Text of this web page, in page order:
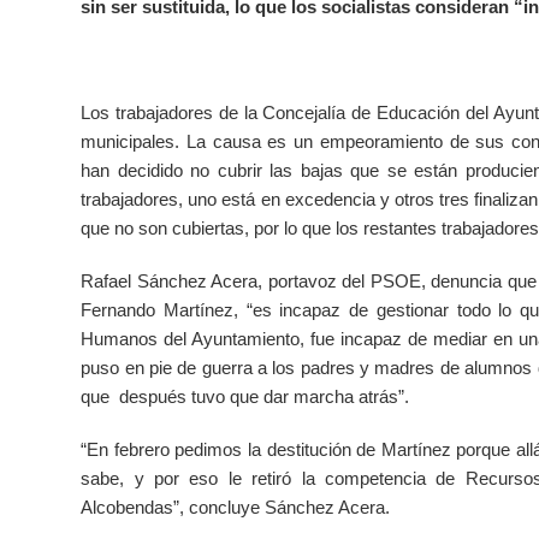
sin ser sustituida, lo que los socialistas consideran
Los trabajadores de la Concejalía de Educación del
municipales. La causa es un empeoramiento de sus
han decidido no cubrir las bajas que se están
trabajadores, uno está en excedencia y otros tres
que no son cubiertas, por lo que los restantes
Rafael Sánchez Acera, portavoz del PSOE, denuncia
Fernando Martínez, “es incapaz de gestionar todo lo
Humanos del Ayuntamiento, fue incapaz de mediar en
puso en pie de guerra a los padres y madres de
que después tuvo que dar marcha atrás”.
“En febrero pedimos la destitución de Martínez porque
sabe, y por eso le retiró la competencia de
Alcobendas”, concluye Sánchez Acera.